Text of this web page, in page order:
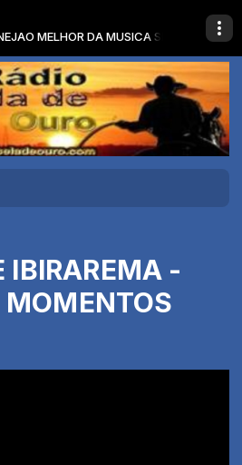
O MELHOR DA MUSICA SERTANEJA com
2019 - MUSICA DE VERDADE
IBIRAREMA -
MOMENTOS